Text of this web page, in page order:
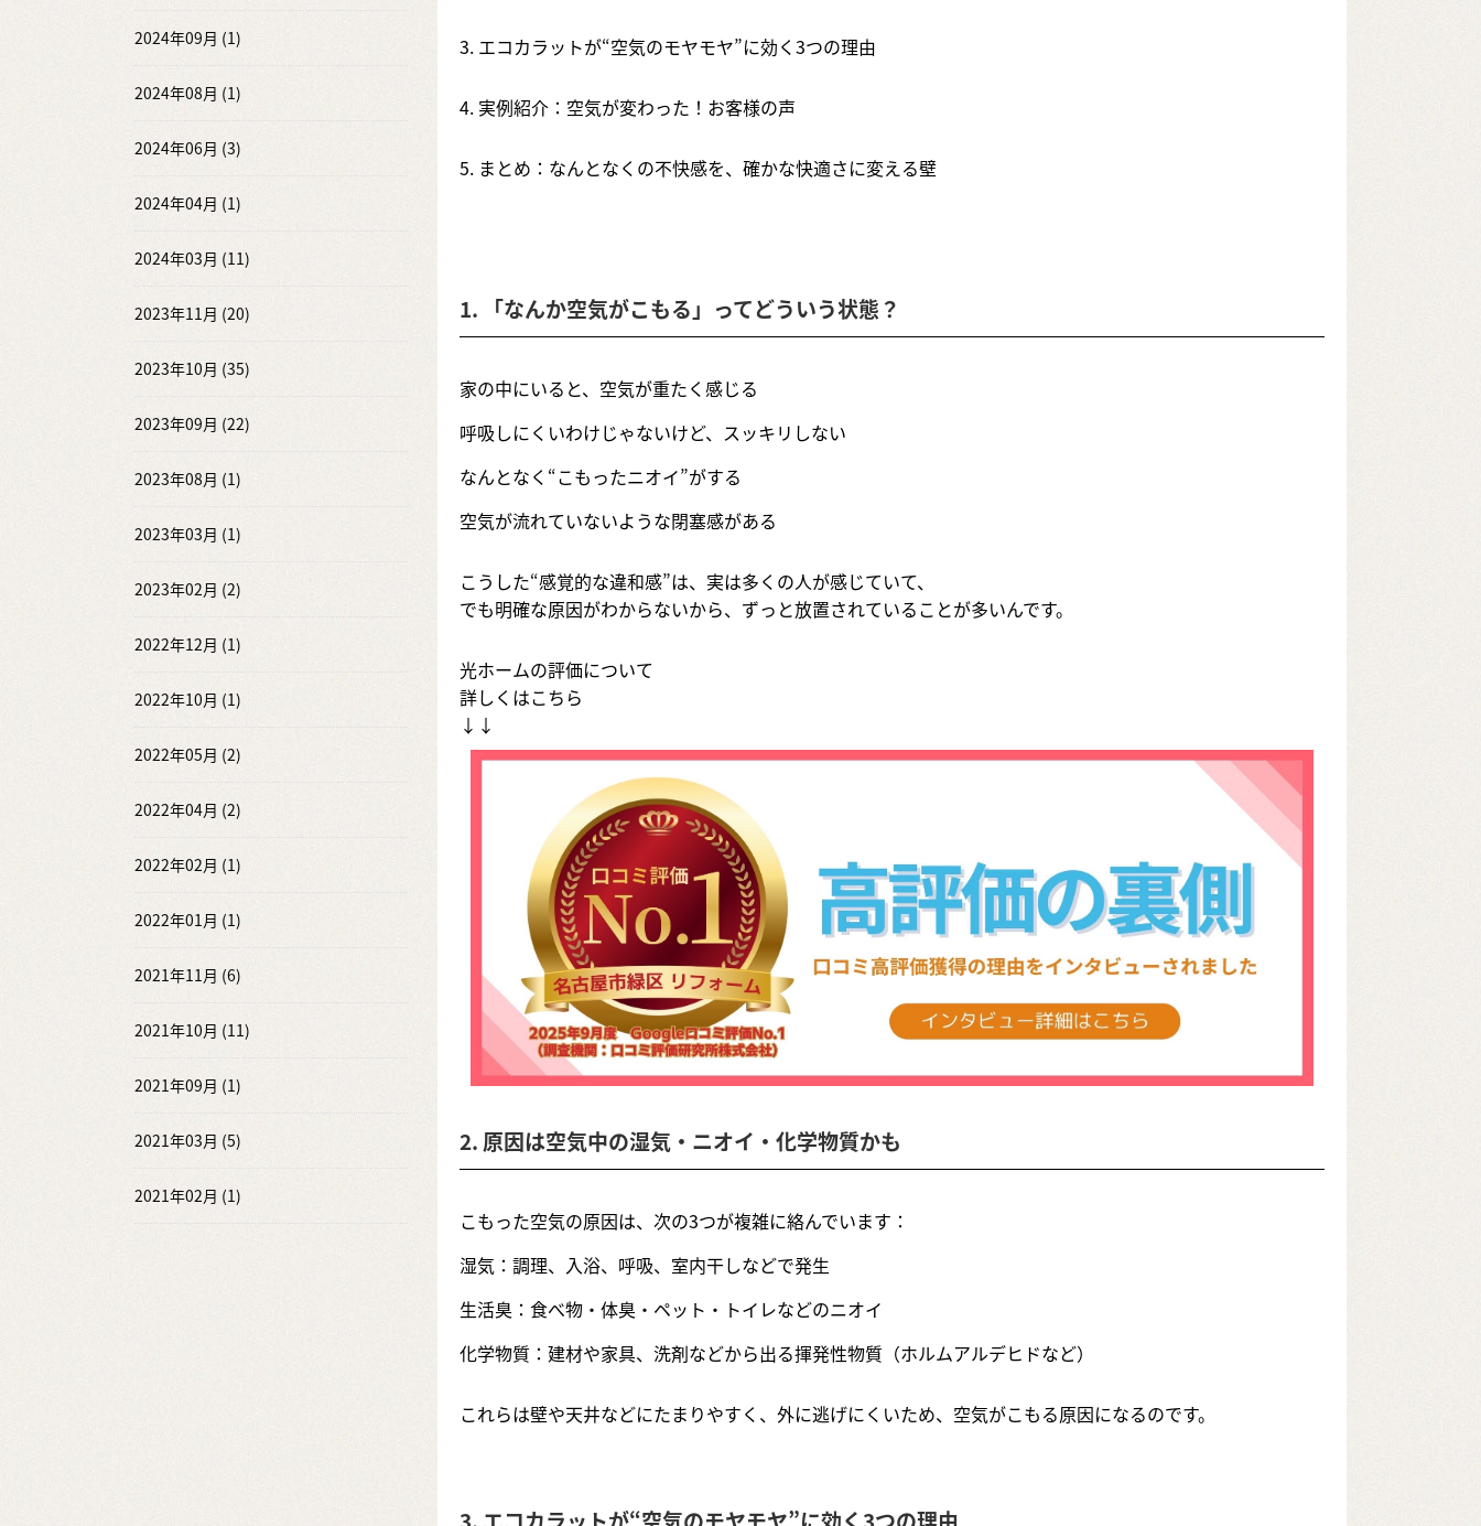
3. エコカラットが“空気のモヤモヤ”に効く3つの理由
4. 実例紹介：空気が変わった！お客様の声
5. まとめ：なんとなくの不快感を、確かな快適さに変える壁
1. 「なんか空気がこもる」ってどういう状態？
家の中にいると、空気が重たく感じる
呼吸しにくいわけじゃないけど、スッキリしない
なんとなく“こもったニオイ”がする
空気が流れていないような閉塞感がある
こうした“感覚的な違和感”は、実は多くの人が感じていて、
でも明確な原因がわからないから、ずっと放置されていることが多いんです。
光ホームの評価について
詳しくはこちら
↓↓
2. 原因は空気中の湿気・ニオイ・化学物質かも
こもった空気の原因は、次の3つが複雑に絡んでいます：
湿気：調理、入浴、呼吸、室内干しなどで発生
生活臭：食べ物・体臭・ペット・トイレなどのニオイ
化学物質：建材や家具、洗剤などから出る揮発性物質（ホルムアルデヒドなど）
これらは壁や天井などにたまりやすく、外に逃げにくいため、空気がこもる原因になるのです。
2024年09月 (1)
2024年08月 (1)
2024年06月 (3)
2024年04月 (1)
2024年03月 (11)
2023年11月 (20)
2023年10月 (35)
2023年09月 (22)
2023年08月 (1)
2023年03月 (1)
2023年02月 (2)
2022年12月 (1)
2022年10月 (1)
2022年05月 (2)
2022年04月 (2)
2022年02月 (1)
2022年01月 (1)
2021年11月 (6)
2021年10月 (11)
2021年09月 (1)
2021年03月 (5)
2021年02月 (1)